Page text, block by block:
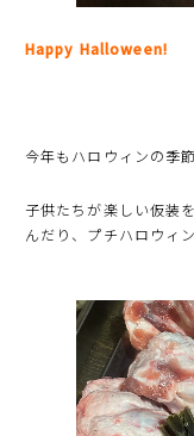
Happy Halloween!
今年もハロウィンの季
子供たちが楽しい仮装
んだり、プチハロウィ